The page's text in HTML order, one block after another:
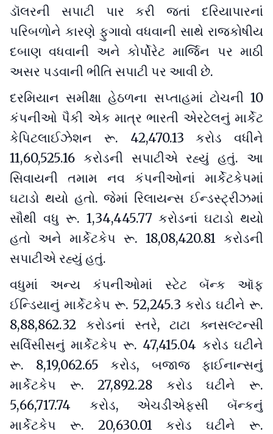
ડૉલરની સપાટી પાર કરી જતાં દરિયાપારનાં
પરિબળોને કારણે ફુગાવો વધવાની સાથે રાજકોષીય
દબાણ વધવાની અને કોર્પોરેટ માર્જિન પર માઠી
અસર પડવાની ભીતિ સપાટી પર આવી છે.
દરમિયાન સમીક્ષા હેઠળના સપ્તાહમાં ટોચની 10
કંપનીઓ પૈકી એક માત્ર ભારતી એરટેલનું માર્કેટ
કેપિટલાઈઝેશન રૂ. 42,470.13 કરોડ વધીને
11,60,525.16 કરોડની સપાટીએ રહ્યું હતું. આ
સિવાયની તમામ નવ કંપનીઓનાં માર્કેટકેપમાં
ઘટાડો થયો હતો. જેમાં રિલાયન્સ ઈન્ડસ્ટ્રીઝમાં
સૌથી વધુ રૂ. 1,34,445.77 કરોડનાં ઘટાડો થયો
હતો અને માર્કેટકેપ રૂ. 18,08,420.81 કરોડની
સપાટીએ રહ્યું હતું.
વધુમાં અન્ય કંપનીઓમાં સ્ટેટ બૅન્ક ઑફ
ઈન્ડિયાનું માર્કેટકેપ રૂ. 52,245.3 કરોડ ઘટીને રૂ.
8,88,862.32 કરોડનાં સ્તરે, ટાટા ક્નસલ્ટન્સી
સર્વિસીસનું માર્કેટકેપ રૂ. 47,415.04 કરોડ ઘટીને
રૂ. 8,19,062.65 કરોડ, બજાજ ફાઈનાન્સનું
માર્કેટકેપ રૂ. 27,892.28 કરોડ ઘટીને રૂ.
5,66,717.74 કરોડ, એચડીએફસી બૅન્કનું
માર્કેટકેપ રૂ. 20,630.01 કરોડ ઘટીને રૂ.